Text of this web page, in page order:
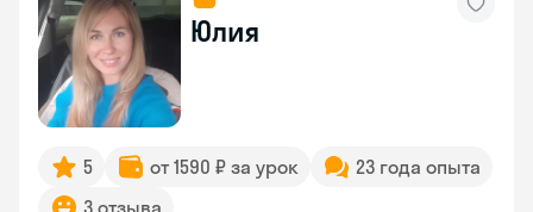
Юлия
5 от 1590 ₽ за урок
23 года опыта
3 отзыва